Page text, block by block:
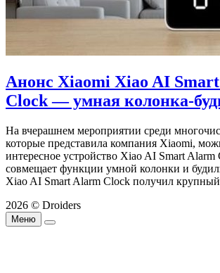
Анонс Xiaomi Xiao AI
Clock — умная колонка-
На вчерашнем мероприятии среди
которые представила компания Xiaomi,
интересное устройство Xiao AI Smart Alarm
совмещает функции умной колонки и
Xiao AI Smart Alarm Clock получил
2026 © Droiders
Меню